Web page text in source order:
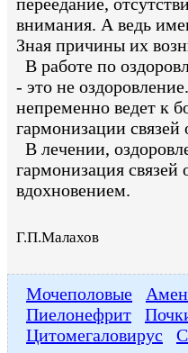
внимания. А ведь
Зная причины их
В работе по
- это не
непременно ведет к
гармонизации
В лечении,
гармонизация
вдохновением.
Г.П.Малахов
Мочеполовые
Пиелонефрит
Цитомегаловирус